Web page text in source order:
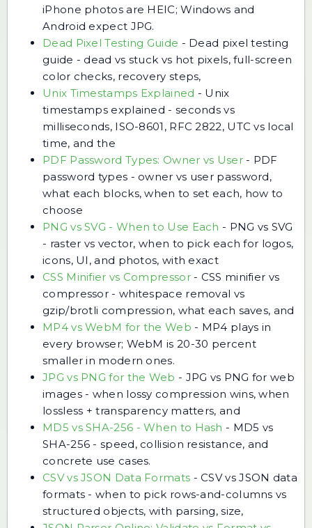
iPhone photos are HEIC; Windows and
Android expect JPG.
Dead Pixel Testing Guide - Dead pixel testing
guide - dead vs stuck vs hot pixels, full-screen
color checks, recovery steps,
Unix Timestamps Explained - Unix
timestamps explained - seconds vs
milliseconds, ISO-8601, RFC 2822, UTC vs local
time, and the
PDF Password Types: Owner vs User- PDF
password types - owner vs user password,
what each blocks, when to set each, how to
choose
PNG vs SVG - When to Use Each - PNG vs SVG
- raster vs vector, when to pick each for logos,
icons, UI, and photos, with exact
CSS Minifier vs Compressor- CSS minifier vs
compressor - whitespace removal vs
gzip/brotli compression, what each saves, and
MP4 vs WebM for the Web - MP4 plays in
every browser; WebM is 20-30 percent
smaller in modern ones.
JPG vs PNG for the Web - JPG vs PNG for web
images - when lossy compression wins, when
lossless + transparency matters, and
MD5 vs SHA-256 - When to Hash - MD5 vs
SHA-256 - speed, collision resistance, and
concrete use cases.
CSV vs JSON Data Formats -CSV vs JSON data
formats - when to pick rows-and-columns vs
structured objects, with parsing, size,